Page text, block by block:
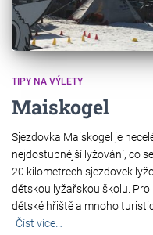
TIPY NA VÝLETY
Maiskogel
Sjezdovka Maiskogel je
nejdostupnější lyžování, co
20 kilometrech sjezdovek
dětskou lyžařskou školu.
dětské hřiště a mnoho
Číst více…